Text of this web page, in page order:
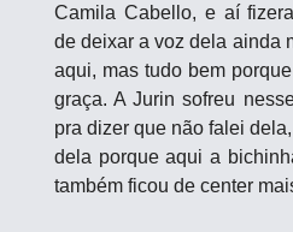
Camila Cabello, e aí
de deixar a voz dela ainda
aqui, mas tudo bem
graça. A Jurin sofreu
pra dizer que não falei
dela porque aqui a
também ficou de center